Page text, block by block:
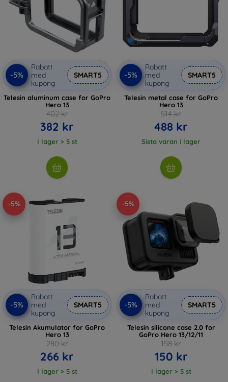
-5%
Rabatt
med
kupong
SMART5
Telesin aluminum case for GoPro
Hero 13
402 kr
382 kr
I lager > 5 st
-5%
Rabatt
med
kupong
SMART5
Telesin metal case for GoPro
Hero 13
514 kr
488 kr
Sista varan i lager
-5%
-5%
Rabatt
med
kupong
SMART5
Telesin Akumulator for GoPro
Hero 13
280 kr
266 kr
I lager > 5 st
-5%
-5%
Rabatt
med
kupong
SMART5
Telesin silicone case 2.0 for
GoPro Hero 13/12/11
158 kr
150 kr
I lager > 5 st